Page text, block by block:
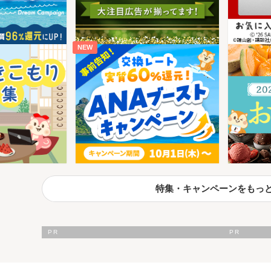
NEW
特集・キャンペーンをもっ